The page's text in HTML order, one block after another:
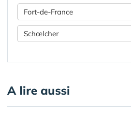
Fort-de-France
Schœlcher
A lire aussi